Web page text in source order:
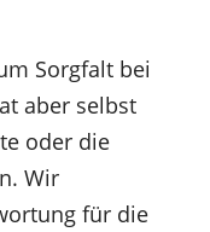
Sorgfalt bei
aber selbst
oder die
Wir
für die